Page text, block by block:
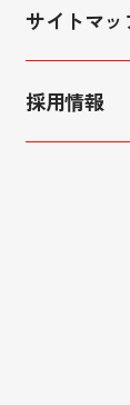
IR FAQ
サイトマッ
採用情報